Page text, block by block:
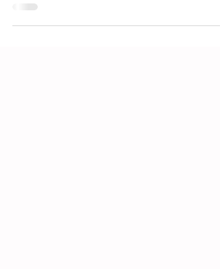
singulièrement renforcé le besoin de protection
des citoyens, invite les entreprises à...